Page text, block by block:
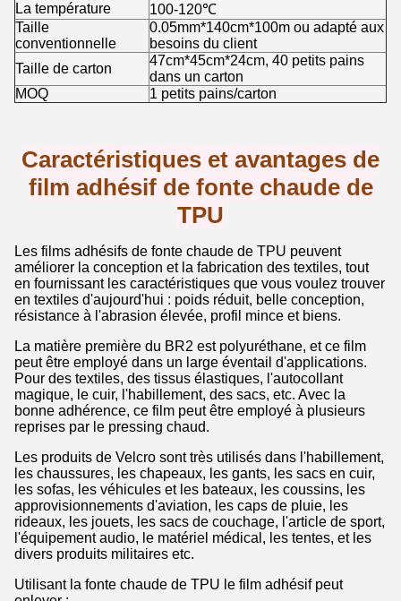
La température
100-120℃
Taille
conventionnelle
0.05mm*140cm*100m ou adapté aux
besoins du client
Taille de carton
47cm*45cm*24cm, 40 petits pains
dans un carton
MOQ
1 petits pains/carton
Caractéristiques et avantages de
film adhésif de fonte chaude de
TPU
Les films adhésifs de fonte chaude de TPU peuvent
améliorer la conception et la fabrication des textiles, tout
en fournissant les caractéristiques que vous voulez trouver
en textiles d'aujourd'hui : poids réduit, belle conception,
résistance à l'abrasion élevée, profil mince et biens.
La matière première du BR2 est polyuréthane, et ce film
peut être employé dans un large éventail d'applications.
Pour des textiles, des tissus élastiques, l'autocollant
magique, le cuir, l'habillement, des sacs, etc. Avec la
bonne adhérence, ce film peut être employé à plusieurs
reprises par le pressing chaud.
Les produits de Velcro sont très utilisés dans l'habillement,
les chaussures, les chapeaux, les gants, les sacs en cuir,
les sofas, les véhicules et les bateaux, les coussins, les
approvisionnements d'aviation, les caps de pluie, les
rideaux, les jouets, les sacs de couchage, l'article de sport,
l'équipement audio, le matériel médical, les tentes, et les
divers produits militaires etc.
Utilisant la fonte chaude de TPU le film adhésif peut